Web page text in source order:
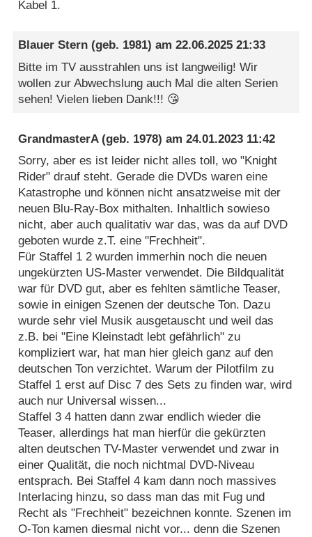
Kabel 1.
Blauer Stern(geb. 1981) am22.06.2025 21:33
Bitte im TV ausstrahlen uns ist langweilig! Wir
wollen zur Abwechslung auch Mal die alten Serien
sehen! Vielen lieben Dank!!! 😘
GrandmasterA(geb. 1978) am24.01.2023 11:42
Sorry, aber es ist leider nicht alles toll, wo "Knight
Rider" drauf steht. Gerade die DVDs waren eine
Katastrophe und können nicht ansatzweise mit der
neuen Blu-Ray-Box mithalten. Inhaltlich sowieso
nicht, aber auch qualitativ war das, was da auf DVD
geboten wurde z.T. eine "Frechheit".
Für Staffel 1 2 wurden immerhin noch die neuen
ungekürzten US-Master verwendet. Die Bildqualität
war für DVD gut, aber es fehlten sämtliche Teaser,
sowie in einigen Szenen der deutsche Ton. Dazu
wurde sehr viel Musik ausgetauscht und weil das
z.B. bei "Eine Kleinstadt lebt gefährlich" zu
kompliziert war, hat man hier gleich ganz auf den
deutschen Ton verzichtet. Warum der Pilotfilm zu
Staffel 1 erst auf Disc 7 des Sets zu finden war, wird
auch nur Universal wissen...
Staffel 3 4 hatten dann zwar endlich wieder die
Teaser, allerdings hat man hierfür die gekürzten
alten deutschen TV-Master verwendet und zwar in
einer Qualität, die noch nichtmal DVD-Niveau
entsprach. Bei Staffel 4 kam dann noch massives
Interlacing hinzu, so dass man das mit Fug und
Recht als "Frechheit" bezeichnen konnte. Szenen im
O-Ton kamen diesmal nicht vor... denn die Szenen